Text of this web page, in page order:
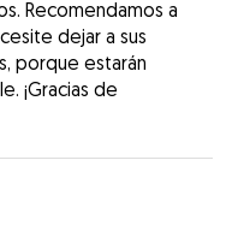
Recomendamos a
dejar a sus
porque estarán
¡Gracias de